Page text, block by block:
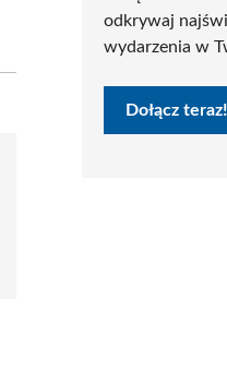
odkrywaj
wydarzenia w
Dołącz teraz!